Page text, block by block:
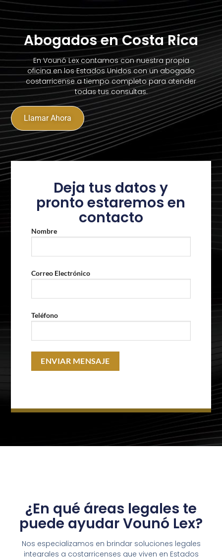
Abogados en Costa Rica
En Vounó Lex contamos con nuestra propia
oficina en los Estados Unidos con un abogado
costarricense a tiempo completo para atender
todas tus consultas.
Llamar Ahora
Deja tus datos y
pronto estaremos en
contacto
Nombre
Correo Electrónico
Teléfono
¿En qué áreas legales te
puede ayudar Vounó Lex?
Nos especializamos en brindar soluciones legales
integrales a costarricenses que viven en Estados